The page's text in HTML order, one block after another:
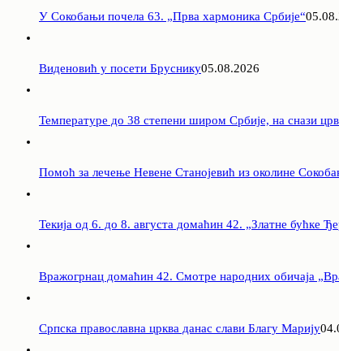
У Сокобањи почела 63. „Прва хармоника Србије“
Виденовић у посети Бруснику05.08.2026
Температуре до 38 степени широм Србије, на снази
Помоћ за лечење Невене Станојевић из околине
Текија од 6. до 8. августа домаћин 42. „Златне бућке
Вражогрнац домаћин 42. Смотре народних обичаја
Српска православна црква данас слави Благу Марију